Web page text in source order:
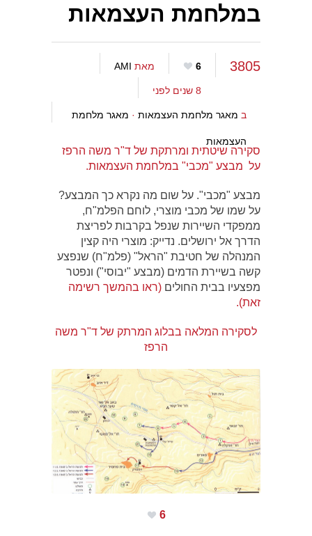
במלחמת העצמאות
3805
6 מאת AMI
8 שנים לפני
ב מאגר מלחמת העצמאות · מאגר מלחמת
העצמאות
סקירה שיטתית ומרתקת של ד"ר משה הרפז
על מבצע "מכבי" במלחמת העצמאות.
מבצע "מכבי". על שום מה נקרא כך המבצע?
על שמו של מכבי מוצרי, לוחם הפלמ"ח,
ממפקדי השיירות שנפל בקרבות לפריצת
הדרך אל ירושלים. נדייק: מוצרי היה קצין
המנהלה של חטיבת "הראל" (פלמ"ח) שנפצע
קשה בשיירת הדמים (מבצע "יבוסי") ונפטר
מפצעיו בבית החולים (ראו בהמשך רשימה
זאת).
לסקירה המלאה בבלוג המרתק של ד"ר משה
הרפז
6